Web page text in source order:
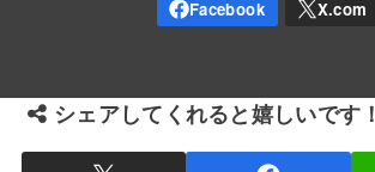
シェアしてくれると嬉しいです！